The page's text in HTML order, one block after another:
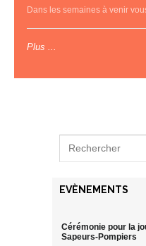
Dans les semaines à venir
Plus ...
EVÈNEMENTS
Cérémonie pour la
Sapeurs-Pompiers